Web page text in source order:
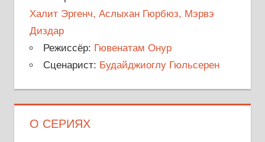
Халит Эргенч, Аслыхан Гюрбюз, Мэрвэ
Диздар
Режиссёр: Гювенатам Онур
Сценарист: Будайджиоглу Гюльсерен
О СЕРИЯХ